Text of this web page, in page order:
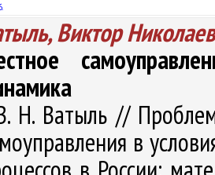
Виктор
Н. Ватыль //
в